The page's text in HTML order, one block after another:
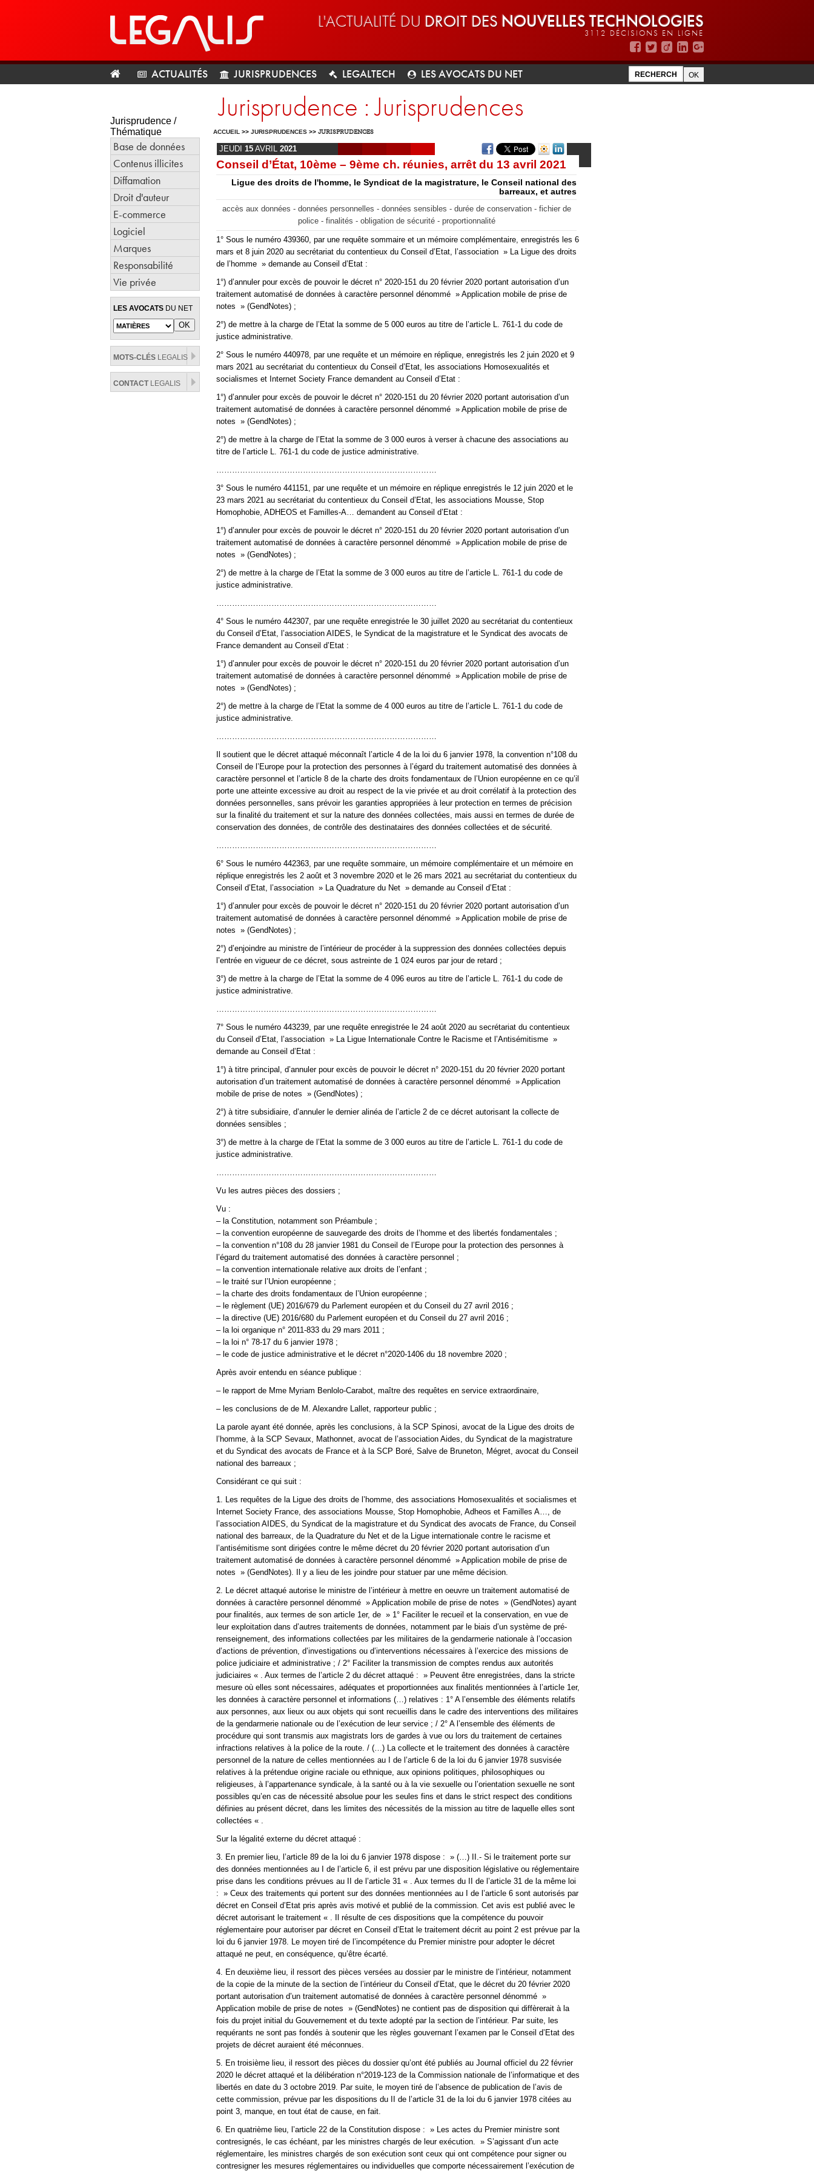
L'ACTUALITÉ DU DROIT DES NOUVELLES TECHNOLOGIES
3112 DÉCISIONS EN LIGNE
ACTUALITÉS JURISPRUDENCES LEGALTECH LES AVOCATS DU NET
Jurisprudence /
Thématique
Base de données
Contenus illicites
Diffamation
Droit d'auteur
E-commerce
Logiciel
Marques
Responsabilité
Vie privée
LES AVOCATS DU NET
MOTS-CLÉS LEGALIS
CONTACTLEGALIS
Jurisprudence : Jurisprudences
ACCUEIL >> JURISPRUDENCES >> JURISPRUDENCES
JEUDI 15 AVRIL 2021
Conseil d’État, 10ème – 9ème ch. réunies, arrêt du 13 avril 2021
Ligue des droits de l'homme, le Syndicat de la magistrature, le Conseil national des
barreaux, et autres
accès aux données - données personnelles - données sensibles - durée de conservation - fichier de
police - finalités - obligation de sécurité - proportionnalité
1° Sous le numéro 439360, par une requête sommaire et un mémoire complémentaire, enregistrés les 6
mars et 8 juin 2020 au secrétariat du contentieux du Conseil d’Etat, l’association » La Ligue des droits
de l’homme » demande au Conseil d’Etat :
1°) d’annuler pour excès de pouvoir le décret n° 2020-151 du 20 février 2020 portant autorisation d’un
traitement automatisé de données à caractère personnel dénommé » Application mobile de prise de
notes » (GendNotes) ;
2°) de mettre à la charge de l’Etat la somme de 5 000 euros au titre de l’article L. 761-1 du code de
justice administrative.
2° Sous le numéro 440978, par une requête et un mémoire en réplique, enregistrés les 2 juin 2020 et 9
mars 2021 au secrétariat du contentieux du Conseil d’Etat, les associations Homosexualités et
socialismes et Internet Society France demandent au Conseil d’Etat :
1°) d’annuler pour excès de pouvoir le décret n° 2020-151 du 20 février 2020 portant autorisation d’un
traitement automatisé de données à caractère personnel dénommé » Application mobile de prise de
notes » (GendNotes) ;
2°) de mettre à la charge de l’Etat la somme de 3 000 euros à verser à chacune des associations au
titre de l’article L. 761-1 du code de justice administrative.
…………………………………………………………………………
3° Sous le numéro 441151, par une requête et un mémoire en réplique enregistrés le 12 juin 2020 et le
23 mars 2021 au secrétariat du contentieux du Conseil d’Etat, les associations Mousse, Stop
Homophobie, ADHEOS et Familles-A… demandent au Conseil d’Etat :
1°) d’annuler pour excès de pouvoir le décret n° 2020-151 du 20 février 2020 portant autorisation d’un
traitement automatisé de données à caractère personnel dénommé » Application mobile de prise de
notes » (GendNotes) ;
2°) de mettre à la charge de l’Etat la somme de 3 000 euros au titre de l’article L. 761-1 du code de
justice administrative.
…………………………………………………………………………
4° Sous le numéro 442307, par une requête enregistrée le 30 juillet 2020 au secrétariat du contentieux
du Conseil d’Etat, l’association AIDES, le Syndicat de la magistrature et le Syndicat des avocats de
France demandent au Conseil d’Etat :
1°) d’annuler pour excès de pouvoir le décret n° 2020-151 du 20 février 2020 portant autorisation d’un
traitement automatisé de données à caractère personnel dénommé » Application mobile de prise de
notes » (GendNotes) ;
2°) de mettre à la charge de l’Etat la somme de 4 000 euros au titre de l’article L. 761-1 du code de
justice administrative.
…………………………………………………………………………
Il soutient que le décret attaqué méconnaît l’article 4 de la loi du 6 janvier 1978, la convention n°108 du
Conseil de l’Europe pour la protection des personnes à l’égard du traitement automatisé des données à
caractère personnel et l’article 8 de la charte des droits fondamentaux de l’Union européenne en ce qu’il
porte une atteinte excessive au droit au respect de la vie privée et au droit corrélatif à la protection des
données personnelles, sans prévoir les garanties appropriées à leur protection en termes de précision
sur la finalité du traitement et sur la nature des données collectées, mais aussi en termes de durée de
conservation des données, de contrôle des destinataires des données collectées et de sécurité.
…………………………………………………………………………
6° Sous le numéro 442363, par une requête sommaire, un mémoire complémentaire et un mémoire en
réplique enregistrés les 2 août et 3 novembre 2020 et le 26 mars 2021 au secrétariat du contentieux du
Conseil d’Etat, l’association » La Quadrature du Net » demande au Conseil d’Etat :
1°) d’annuler pour excès de pouvoir le décret n° 2020-151 du 20 février 2020 portant autorisation d’un
traitement automatisé de données à caractère personnel dénommé » Application mobile de prise de
notes » (GendNotes) ;
2°) d’enjoindre au ministre de l’intérieur de procéder à la suppression des données collectées depuis
l’entrée en vigueur de ce décret, sous astreinte de 1 024 euros par jour de retard ;
3°) de mettre à la charge de l’Etat la somme de 4 096 euros au titre de l’article L. 761-1 du code de
justice administrative.
…………………………………………………………………………
7° Sous le numéro 443239, par une requête enregistrée le 24 août 2020 au secrétariat du contentieux
du Conseil d’Etat, l’association » La Ligue Internationale Contre le Racisme et l’Antisémitisme »
demande au Conseil d’Etat :
1°) à titre principal, d’annuler pour excès de pouvoir le décret n° 2020-151 du 20 février 2020 portant
autorisation d’un traitement automatisé de données à caractère personnel dénommé » Application
mobile de prise de notes » (GendNotes) ;
2°) à titre subsidiaire, d’annuler le dernier alinéa de l’article 2 de ce décret autorisant la collecte de
données sensibles ;
3°) de mettre à la charge de l’Etat la somme de 3 000 euros au titre de l’article L. 761-1 du code de
justice administrative.
…………………………………………………………………………
Vu les autres pièces des dossiers ;
Vu :
– la Constitution, notamment son Préambule ;
– la convention européenne de sauvegarde des droits de l’homme et des libertés fondamentales ;
– la convention n°108 du 28 janvier 1981 du Conseil de l’Europe pour la protection des personnes à
l’égard du traitement automatisé des données à caractère personnel ;
– la convention internationale relative aux droits de l’enfant ;
– le traité sur l’Union européenne ;
– la charte des droits fondamentaux de l’Union européenne ;
– le règlement (UE) 2016/679 du Parlement européen et du Conseil du 27 avril 2016 ;
– la directive (UE) 2016/680 du Parlement européen et du Conseil du 27 avril 2016 ;
– la loi organique n° 2011-833 du 29 mars 2011 ;
– la loi n° 78-17 du 6 janvier 1978 ;
– le code de justice administrative et le décret n°2020-1406 du 18 novembre 2020 ;
Après avoir entendu en séance publique :
– le rapport de Mme Myriam Benlolo-Carabot, maître des requêtes en service extraordinaire,
– les conclusions de de M. Alexandre Lallet, rapporteur public ;
La parole ayant été donnée, après les conclusions, à la SCP Spinosi, avocat de la Ligue des droits de
l’homme, à la SCP Sevaux, Mathonnet, avocat de l’association Aides, du Syndicat de la magistrature
et du Syndicat des avocats de France et à la SCP Boré, Salve de Bruneton, Mégret, avocat du Conseil
national des barreaux ;
Considérant ce qui suit :
1. Les requêtes de la Ligue des droits de l’homme, des associations Homosexualités et socialismes et
Internet Society France, des associations Mousse, Stop Homophobie, Adheos et Familles A…, de
l’association AIDES, du Syndicat de la magistrature et du Syndicat des avocats de France, du Conseil
national des barreaux, de la Quadrature du Net et de la Ligue internationale contre le racisme et
l’antisémitisme sont dirigées contre le même décret du 20 février 2020 portant autorisation d’un
traitement automatisé de données à caractère personnel dénommé » Application mobile de prise de
notes » (GendNotes). Il y a lieu de les joindre pour statuer par une même décision.
2. Le décret attaqué autorise le ministre de l’intérieur à mettre en oeuvre un traitement automatisé de
données à caractère personnel dénommé » Application mobile de prise de notes » (GendNotes) ayant
pour finalités, aux termes de son article 1er, de » 1° Faciliter le recueil et la conservation, en vue de
leur exploitation dans d’autres traitements de données, notamment par le biais d’un système de pré-
renseignement, des informations collectées par les militaires de la gendarmerie nationale à l’occasion
d’actions de prévention, d’investigations ou d’interventions nécessaires à l’exercice des missions de
police judiciaire et administrative ; / 2° Faciliter la transmission de comptes rendus aux autorités
judiciaires « . Aux termes de l’article 2 du décret attaqué : » Peuvent être enregistrées, dans la stricte
mesure où elles sont nécessaires, adéquates et proportionnées aux finalités mentionnées à l’article 1er,
les données à caractère personnel et informations (…) relatives : 1° A l’ensemble des éléments relatifs
aux personnes, aux lieux ou aux objets qui sont recueillis dans le cadre des interventions des militaires
de la gendarmerie nationale ou de l’exécution de leur service ; / 2° A l’ensemble des éléments de
procédure qui sont transmis aux magistrats lors de gardes à vue ou lors du traitement de certaines
infractions relatives à la police de la route. / (…) La collecte et le traitement des données à caractère
personnel de la nature de celles mentionnées au I de l’article 6 de la loi du 6 janvier 1978 susvisée
relatives à la prétendue origine raciale ou ethnique, aux opinions politiques, philosophiques ou
religieuses, à l’appartenance syndicale, à la santé ou à la vie sexuelle ou l’orientation sexuelle ne sont
possibles qu’en cas de nécessité absolue pour les seules fins et dans le strict respect des conditions
définies au présent décret, dans les limites des nécessités de la mission au titre de laquelle elles sont
collectées « .
Sur la légalité externe du décret attaqué :
3. En premier lieu, l’article 89 de la loi du 6 janvier 1978 dispose : » (…) II.- Si le traitement porte sur
des données mentionnées au I de l’article 6, il est prévu par une disposition législative ou réglementaire
prise dans les conditions prévues au II de l’article 31 « . Aux termes du II de l’article 31 de la même loi
: » Ceux des traitements qui portent sur des données mentionnées au I de l’article 6 sont autorisés par
décret en Conseil d’Etat pris après avis motivé et publié de la commission. Cet avis est publié avec le
décret autorisant le traitement « . Il résulte de ces dispositions que la compétence du pouvoir
réglementaire pour autoriser par décret en Conseil d’Etat le traitement décrit au point 2 est prévue par la
loi du 6 janvier 1978. Le moyen tiré de l’incompétence du Premier ministre pour adopter le décret
attaqué ne peut, en conséquence, qu’être écarté.
4. En deuxième lieu, il ressort des pièces versées au dossier par le ministre de l’intérieur, notamment
de la copie de la minute de la section de l’intérieur du Conseil d’Etat, que le décret du 20 février 2020
portant autorisation d’un traitement automatisé de données à caractère personnel dénommé »
Application mobile de prise de notes » (GendNotes) ne contient pas de disposition qui diffèrerait à la
fois du projet initial du Gouvernement et du texte adopté par la section de l’intérieur. Par suite, les
requérants ne sont pas fondés à soutenir que les règles gouvernant l’examen par le Conseil d’Etat des
projets de décret auraient été méconnues.
5. En troisième lieu, il ressort des pièces du dossier qu’ont été publiés au Journal officiel du 22 février
2020 le décret attaqué et la délibération n°2019-123 de la Commission nationale de l’informatique et des
libertés en date du 3 octobre 2019. Par suite, le moyen tiré de l’absence de publication de l’avis de
cette commission, prévue par les dispositions du II de l’article 31 de la loi du 6 janvier 1978 citées au
point 3, manque, en tout état de cause, en fait.
6. En quatrième lieu, l’article 22 de la Constitution dispose : » Les actes du Premier ministre sont
contresignés, le cas échéant, par les ministres chargés de leur exécution. » S’agissant d’un acte
réglementaire, les ministres chargés de son exécution sont ceux qui ont compétence pour signer ou
contresigner les mesures réglementaires ou individuelles que comporte nécessairement l’exécution de